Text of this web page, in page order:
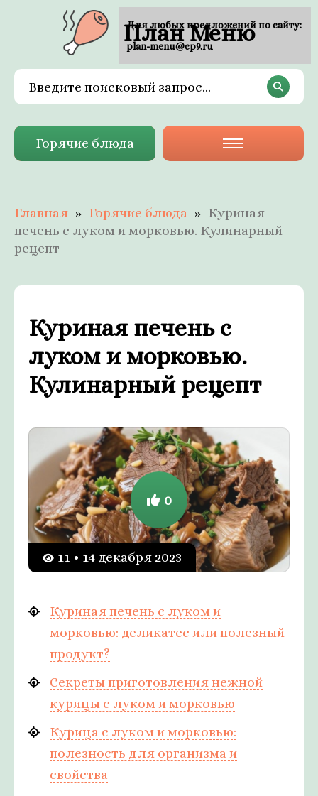
План Меню
Горячие блюда
Главная Горячие блюда
Куриная
печень с луком и морковью. Кулинарный
рецепт
Куриная печень с
луком и морковью.
Кулинарный рецепт
11 • 14 декабря 2023
0
Куриная печень с луком и
морковью: деликатес или полезный
продукт?
Секреты приготовления нежной
курицы с луком и морковью
Курица с луком и морковью:
полезность для организма и
свойства
Для любых предложений по сайту:
plan-menu@cp9.ru